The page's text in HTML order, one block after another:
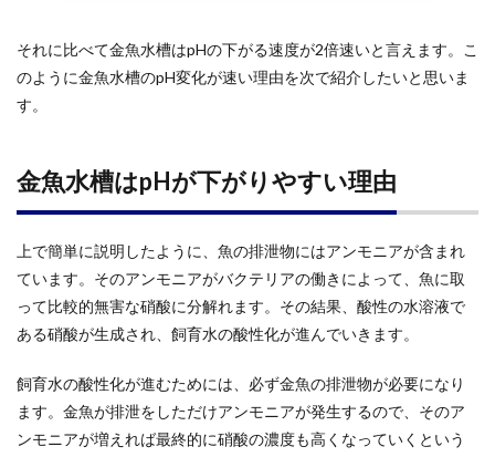
それに比べて金魚水槽はpHの下がる速度が2倍速いと言えます。こ
のように金魚水槽のpH変化が速い理由を次で紹介したいと思いま
す。
金魚水槽はpHが下がりやすい理由
上で簡単に説明したように、魚の排泄物にはアンモニアが含まれ
ています。そのアンモニアがバクテリアの働きによって、魚に取
って比較的無害な硝酸に分解れます。その結果、酸性の水溶液で
ある硝酸が生成され、飼育水の酸性化が進んでいきます。
飼育水の酸性化が進むためには、必ず金魚の排泄物が必要になり
ます。金魚が排泄をしただけアンモニアが発生するので、そのア
ンモニアが増えれば最終的に硝酸の濃度も高くなっていくという